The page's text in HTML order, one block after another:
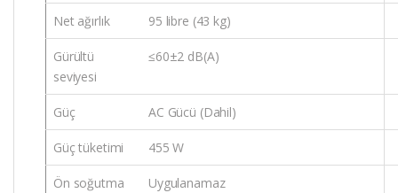
Net ağırlık 95 libre (43 kg)
Gürültü
seviyesi
≤60±2 dB(A)
Güç AC Gücü (Dahil)
Güç tüketimi 455 W
Ön soğutma
Uygulanamaz